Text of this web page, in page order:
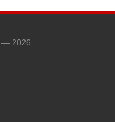
2026